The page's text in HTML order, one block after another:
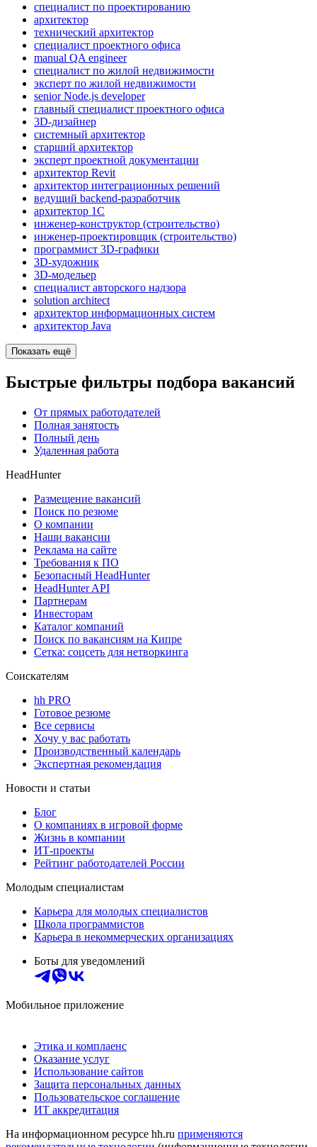
специалист по проектированию
архитектор
технический архитектор
специалист проектного офиса
manual QA engineer
специалист по жилой недвижимости
эксперт по жилой недвижимости
senior Node.js developer
главный специалист проектного офиса
3D-дизайнер
системный архитектор
старший архитектор
эксперт проектной документации
архитектор Revit
архитектор интеграционных решений
ведущий backend-разработчик
архитектор 1С
инженер-конструктор (строительство)
инженер-проектировщик (строительство)
программист 3D-графики
3D-художник
3D-модельер
специалист авторского надзора
solution architect
архитектор информационных систем
архитектор Java
Показать ещё
Быстрые фильтры подбора вакансий
От прямых работодателей
Полная занятость
Полный день
Удаленная работа
HeadHunter
Размещение вакансий
Поиск по резюме
О компании
Наши вакансии
Реклама на сайте
Требования к ПО
Безопасный HeadHunter
HeadHunter API
Партнерам
Инвесторам
Каталог компаний
Поиск по вакансиям на Кипре
Сетка: соцсеть для нетворкинга
Соискателям
hh PRO
Готовое резюме
Все сервисы
Хочу у вас работать
Производственный календарь
Экспертная рекомендация
Новости и статьи
Блог
О компаниях в игровой форме
Жизнь в компании
ИТ-проекты
Рейтинг работодателей России
Молодым специалистам
Карьера для молодых специалистов
Школа программистов
Карьера в некоммерческих организациях
Боты для уведомлений
Мобильное приложение
Этика и комплаенс
Оказание услуг
Использование сайтов
Защита персональных данных
Пользовательское соглашение
ИТ аккредитация
На информационном ресурсе hh.ru применяются